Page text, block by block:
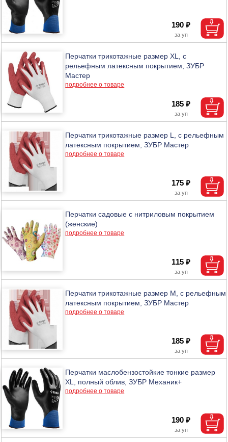
190 ₽
Перчатки трикотажные размер XL, с
рельефным латексным покрытием, ЗУБР
Мастер
подробнее о товаре
185 ₽
Перчатки трикотажные размер L, с рельефным
латексным покрытием, ЗУБР Мастер
подробнее о товаре
175 ₽
Перчатки садовые с нитриловым покрытием
(женские)
подробнее о товаре
115 ₽
Перчатки трикотажные размер M, с рельефным
латексным покрытием, ЗУБР Мастер
подробнее о товаре
185 ₽
Перчатки маслобензостойкие тонкие размер
XL, полный облив, ЗУБР Механик+
подробнее о товаре
190 ₽